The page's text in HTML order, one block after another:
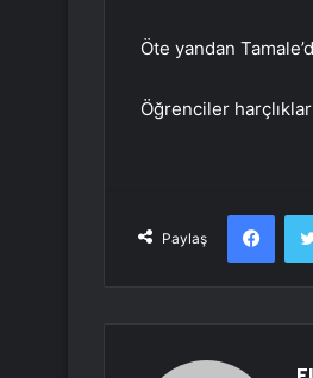
Öte yandan
Öğrenciler
Paylaş